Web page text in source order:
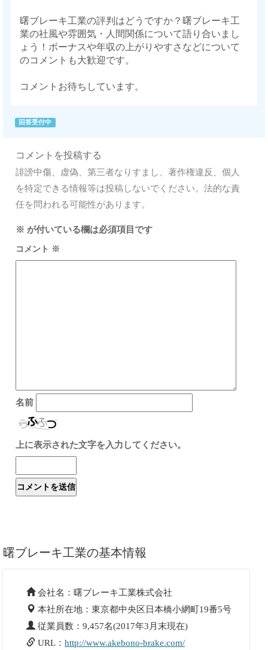
曙ブレーキ工業の評判はどうですか？曙ブレーキ工
業の社風や雰囲気・人間関係について語り合いまし
ょう！ボーナスや年収の上がりやすさなどについて
のコメントも大歓迎です。
コメントお待ちしています。
回答受付中
コメントを投稿する
誹謗中傷、虚偽、第三者なりすまし、著作権違反、個人
を特定できる情報等は投稿しないでください。法的な責
任を問われる可能性があります。
※ が付いている欄は必須項目です
コメント ※
名前
上に表示された文字を入力してください。
曙ブレーキ工業の基本情報
会社名：曙ブレーキ工業株式会社
本社所在地：東京都中央区日本橋小網町19番5号
従業員数：9,457名(2017年3月末現在)
URL： http://www.akebono-brake.com/